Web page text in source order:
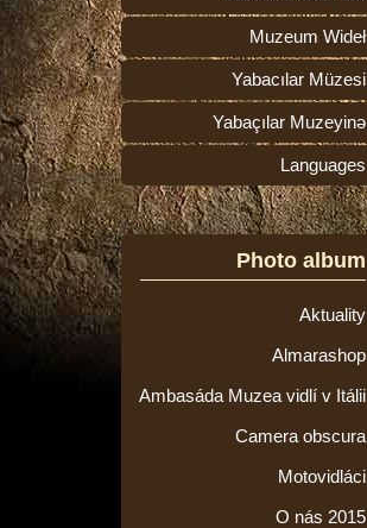
Muzeum Wideł
Yabacılar Müzesi
Yabaçılar Muzeyinə
Languages
Photo album
Aktuality
Almarashop
Ambasáda Muzea vidlí v Itálii
Camera obscura
Motovidláci
O nás 2015